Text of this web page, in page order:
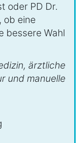
oder PD Dr.
ob eine
bessere Wahl
ärztliche
und manuelle